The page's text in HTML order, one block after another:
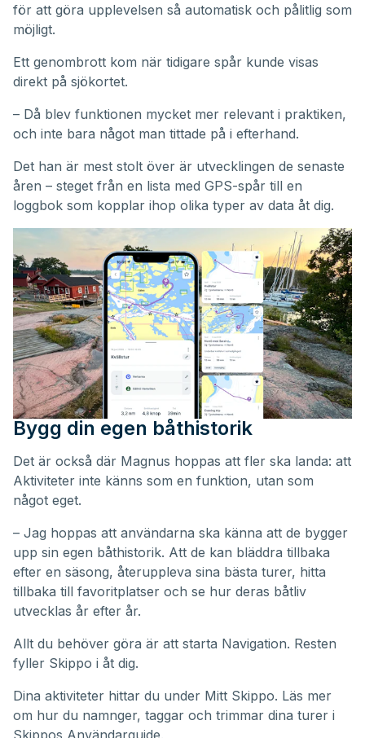
för att göra upplevelsen så automatisk och pålitlig som
möjligt.
Ett genombrott kom när tidigare spår kunde visas
direkt på sjökortet.
– Då blev funktionen mycket mer relevant i praktiken,
och inte bara något man tittade på i efterhand.
Det han är mest stolt över är utvecklingen de senaste
åren – steget från en lista med GPS-spår till en
loggbok som kopplar ihop olika typer av data åt dig.
Bygg din egen båthistorik
Det är också där Magnus hoppas att fler ska landa: att
Aktiviteter inte känns som en funktion, utan som
något eget.
– Jag hoppas att användarna ska känna att de bygger
upp sin egen båthistorik. Att de kan bläddra tillbaka
efter en säsong, återuppleva sina bästa turer, hitta
tillbaka till favoritplatser och se hur deras båtliv
utvecklas år efter år.
Allt du behöver göra är att starta Navigation. Resten
fyller Skippo i åt dig.
Dina aktiviteter hittar du under Mitt Skippo. Läs mer
om hur du namnger, taggar och trimmar dina turer i